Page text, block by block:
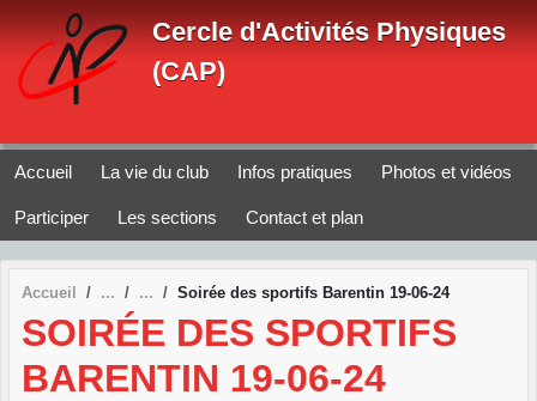
Cercle d'Activités Physiques
(CAP)
Accueil La vie du club Infos pratiques Photos et vidéos
Participer Les sections Contact et plan
Accueil Soirée des sportifs Barentin 19-06-24
SOIRÉE DES SPORTIFS
BARENTIN 19-06-24
Panneau de gestion des cookies